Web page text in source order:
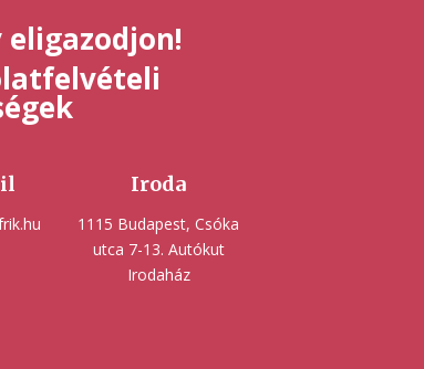
Iroda
1115 Budapest, Csóka
utca 7-13. Autókut
Irodaház